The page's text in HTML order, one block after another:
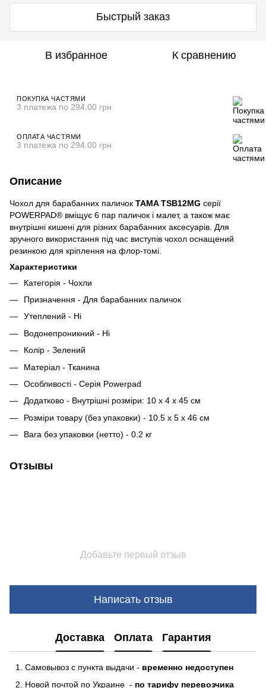
Быстрый заказ
В избранное К сравнению
ПОКУПКА ЧАСТЯМИ
3 платежа по 294.00 грн
ОПЛАТА ЧАСТЯМИ
3 платежа по 294.00 грн
Описание
Чохол для барабанних паличок TAMA TSB12MG серії
POWERPAD® вміщує 6 пар паличок і малет, а також має
внутрішні кишені для різних барабанних аксесуарів. Для
зручного використання під час виступів чохол оснащений
резинкою для кріплення на флор-томі.
Характеристики
Категорія - Чохли
Призначення - Для барабанних паличок
Утеплений - Ні
Водонепроникний - Ні
Колір - Зелений
Матеріал - Тканина
Особливості - Серія Powerpad
Додатково - Внутрішні розміри: 10 х 4 х 45 см
Розміри товару (без упаковки) - 10.5 x 5 x 46 см
Вага без упаковки (нетто) - 0.2 кг
Отзывы
Добавьте первый отзыв
Написать отзыв
Доставка Оплата Гарантия
Самовывоз с пункта выдачи - временно недоступен
Новой почтой по Украине - по тарифу перевозчика